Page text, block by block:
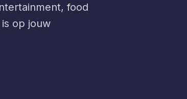
food
op jouw